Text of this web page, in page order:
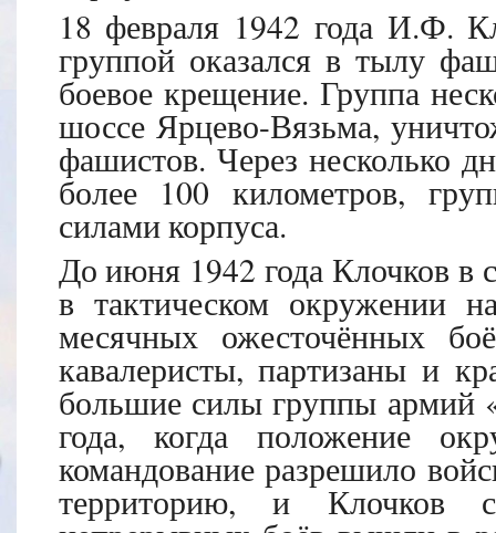
18 февраля 1942 года И.Ф.
группой оказался в тылу
боевое крещение. Группа
шоссе Ярцево-Вязьма,
фашистов. Через несколько
более 100 километров,
силами корпуса.
До июня 1942 года Клочков в
в тактическом окружении
месячных ожесточённых
кавалеристы, партизаны и
большие силы группы армий
года, когда положение
командование разрешило
территорию, и Клочков